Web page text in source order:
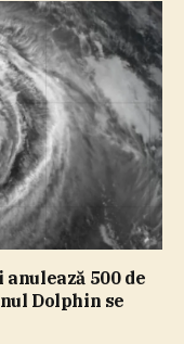
500 de
Dolphin se